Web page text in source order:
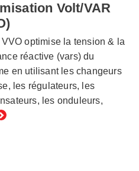
Volt/VAR
VVO optimise la tension & la
réactive (vars) du
en utilisant les changeurs
les régulateurs, les
les onduleurs,